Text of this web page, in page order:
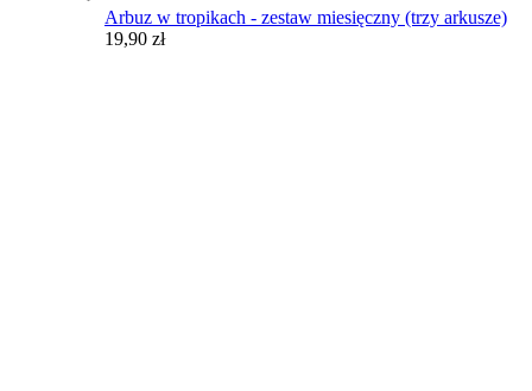
Arbuz w tropikach - zestaw miesięczny (trzy arkusze)
19,90 zł